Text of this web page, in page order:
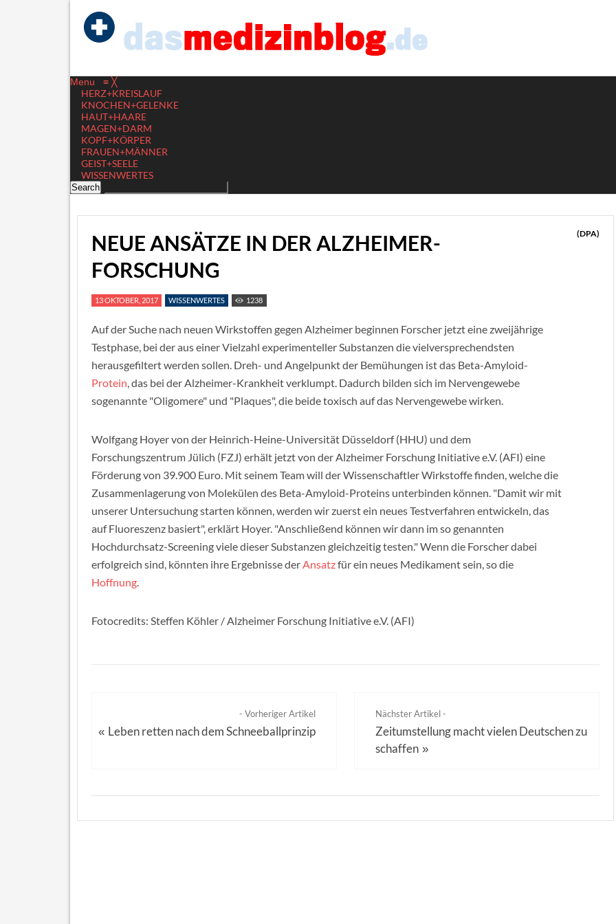
Menu ≡ ╳
HERZ+KREISLAUF
KNOCHEN+GELENKE
HAUT+HAARE
MAGEN+DARM
KOPF+KÖRPER
FRAUEN+MÄNNER
GEIST+SEELE
WISSENWERTES
NEUE ANSÄTZE IN DER ALZHEIMER-
FORSCHUNG
(DPA)
13 OKTOBER, 2017 WISSENWERTES 1238
Auf der Suche nach neuen Wirkstoffen gegen Alzheimer beginnen Forscher jetzt eine zweijährige
Testphase, bei der aus einer Vielzahl experimenteller Substanzen die vielversprechendsten
herausgefiltert werden sollen. Dreh- und Angelpunkt der Bemühungen ist das Beta-Amyloid-
Protein, das bei der Alzheimer-Krankheit verklumpt. Dadurch bilden sich im Nervengewebe
sogenannte "Oligomere" und "Plaques", die beide toxisch auf das Nervengewebe wirken.
Wolfgang Hoyer von der Heinrich-Heine-Universität Düsseldorf (HHU) und dem
Forschungszentrum Jülich (FZJ) erhält jetzt von der Alzheimer Forschung Initiative e.V. (AFI) eine
Förderung von 39.900 Euro. Mit seinem Team will der Wissenschaftler Wirkstoffe finden, welche die
Zusammenlagerung von Molekülen des Beta-Amyloid-Proteins unterbinden können. "Damit wir mit
unserer Untersuchung starten können, werden wir zuerst ein neues Testverfahren entwickeln, das
auf Fluoreszenz basiert", erklärt Hoyer. "Anschließend können wir dann im so genannten
Hochdurchsatz-Screening viele dieser Substanzen gleichzeitig testen." Wenn die Forscher dabei
erfolgreich sind, könnten ihre Ergebnisse derAnsatzfür ein neues Medikament sein, so die
Hoffnung.
Fotocredits: Steffen Köhler / Alzheimer Forschung Initiative e.V. (AFI)
- Vorheriger Artikel
« Leben retten nach dem Schneeballprinzip
Nächster Artikel -
Zeitumstellung macht vielen Deutschen zu
schaffen »